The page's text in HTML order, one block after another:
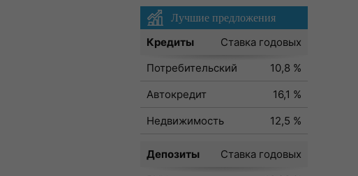
Лучшие предложения
Кредиты
Ставка годовых
Потребительский
10,8 %
Автокредит
16,1 %
Недвижимость
12,5 %
Депозиты
Ставка годовых